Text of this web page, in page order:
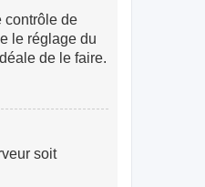
contrôle de
le réglage du
de le faire.
soit